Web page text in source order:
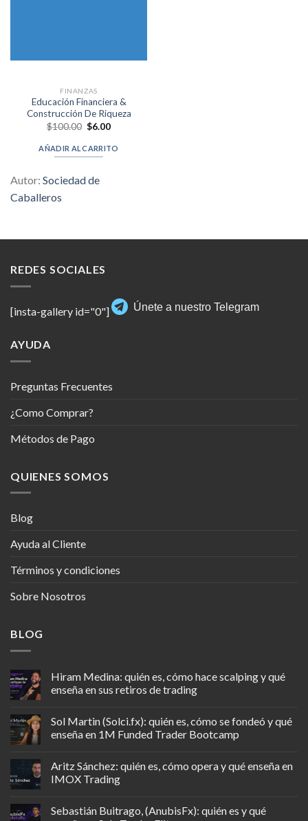
FINANZAS
Educación Financiera &
Construcción De Riqueza
$100.00 Original
was:
$100.00.
$6.00Current
is:
$6.00.
AÑADIR AL CARRITO
Autor: Sociedad de
Caballeros
REDES SOCIALES
[insta-gallery id="0"] Únete a nuestro Telegram
AYUDA
Preguntas Frecuentes
¿Como Comprar?
Métodos de Pago
QUIENES SOMOS
Blog
Ayuda al Cliente
Términos y condiciones
Sobre Nosotros
BLOG
Hiram Medina: quién es, cómo hace scalping y qué
enseña en sus retiros de trading
Sol Martin (Solci.fx): quién es, cómo se fondeó y qué
enseña en 1M Funded Trader Bootcamp
Aritz Sánchez: quién es, cómo opera y qué enseña en
IMOX Trading
Sebastián Buitrago, (AnubisFx): quién es y qué